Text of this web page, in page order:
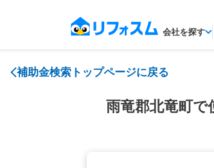
会社を探す
補助金検索トップページに戻る
雨竜郡北竜町で